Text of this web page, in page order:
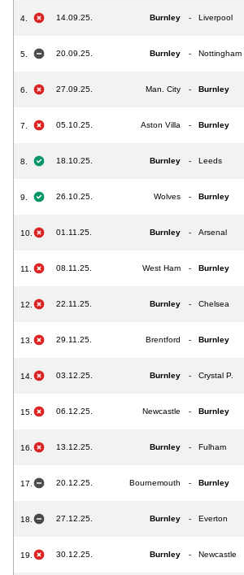
4. 14.09.25. Burnley - Liverpool
5. 20.09.25. Burnley - Nottingham
6. 27.09.25. Man. City - Burnley
7. 05.10.25. Aston Villa - Burnley
8. 18.10.25. Burnley - Leeds
9. 26.10.25. Wolves - Burnley
10. 01.11.25. Burnley - Arsenal
11. 08.11.25. West Ham - Burnley
12. 22.11.25. Burnley - Chelsea
13. 29.11.25. Brentford - Burnley
14. 03.12.25. Burnley - Crystal P.
15. 06.12.25. Newcastle - Burnley
16. 13.12.25. Burnley - Fulham
17. 20.12.25. Bournemouth - Burnley
18. 27.12.25. Burnley - Everton
19. 30.12.25. Burnley - Newcastle